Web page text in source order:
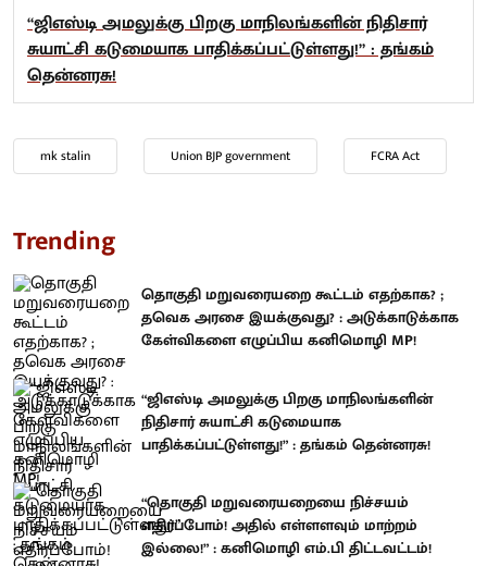
“ஜிஎஸ்டி அமலுக்கு பிறகு மாநிலங்களின் நிதிசார்
சுயாட்சி கடுமையாக பாதிக்கப்பட்டுள்ளது!” : தங்கம்
தென்னரசு!
mk stalin Union BJP government FCRA Act
Trending
தொகுதி மறுவரையறை கூட்டம் எதற்காக? ;
தவெக அரசை இயக்குவது? : அடுக்காடுக்காக
கேள்விகளை எழுப்பிய கனிமொழி MP!
“ஜிஎஸ்டி அமலுக்கு பிறகு மாநிலங்களின்
நிதிசார் சுயாட்சி கடுமையாக
பாதிக்கப்பட்டுள்ளது!” : தங்கம் தென்னரசு!
“தொகுதி மறுவரையறையை நிச்சயம்
எதிர்ப்போம்! அதில் எள்ளளவும் மாற்றம்
இல்லை!” : கனிமொழி எம்.பி திட்டவட்டம்!